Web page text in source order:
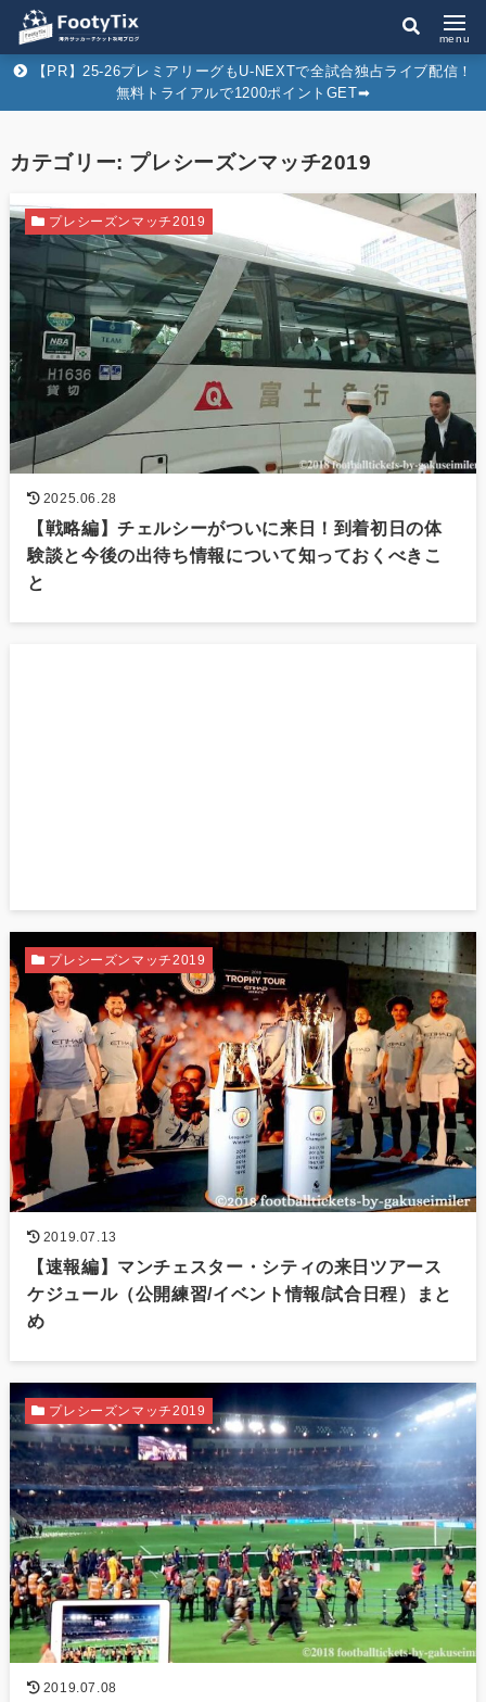
menu
【PR】25-26プレミアリーグもU-NEXTで全試合独占ライブ配信！
無料トライアルで1200ポイントGET➡︎
カテゴリー: プレシーズンマッチ2019
2025.06.28
【戦略編】チェルシーがついに来日！到着初日の体
験談と今後の出待ち情報について知っておくべきこ
と
プレシーズンマッチ2019
2019.07.13
【速報編】マンチェスター・シティの来日ツアース
ケジュール（公開練習/イベント情報/試合日程）まと
め
プレシーズンマッチ2019
2019.07.08
プレシーズンマッチ2019